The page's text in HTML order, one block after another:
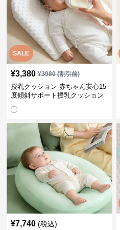
SALE
¥3,380 ¥3980(割引前)
授乳クッション 赤ちゃん安心15
度傾斜サポート授乳クッション
¥7,740 (税込)